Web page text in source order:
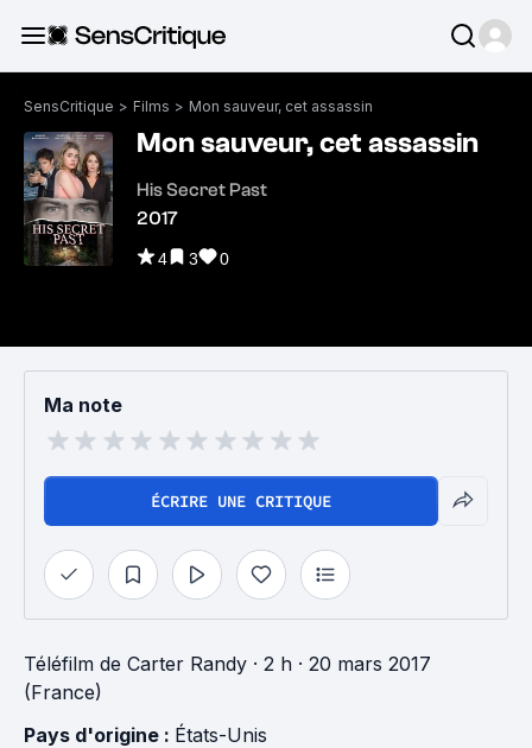
SensCritique > Films > Mon sauveur, cet assassin
Mon sauveur, cet assassin
His Secret Past
2017
4 3 0
Ma note
ÉCRIRE UNE CRITIQUE
Téléfilm de Carter Randy · 2 h · 20 mars 2017
(France)
Pays d'origine : États-Unis